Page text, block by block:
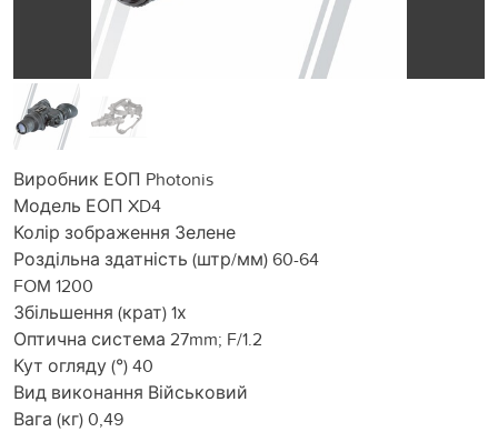
Виробник ЕОП Photonis
Модель ЕОП XD4
Колір зображення Зелене
Роздільна здатність (штр/мм) 60-64
FOM 1200
Збільшення (крат) 1х
Оптична система 27mm; F/1.2
Кут огляду (°) 40
Вид виконання Військовий
Вага (кг) 0,49